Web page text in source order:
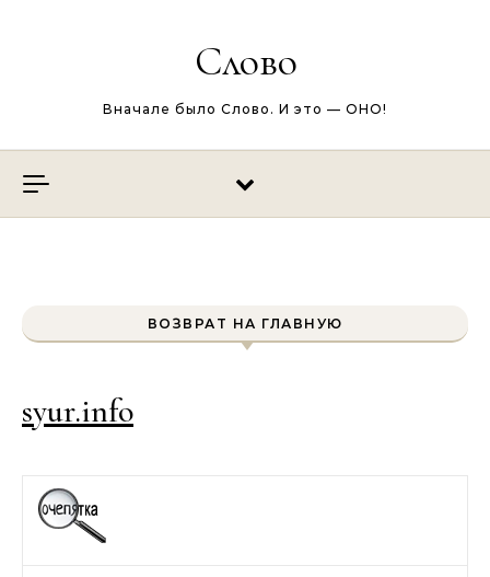
Слово
Вначале было Слово. И это — ОНО!
ВОЗВРАТ НА ГЛАВНУЮ
syur.info